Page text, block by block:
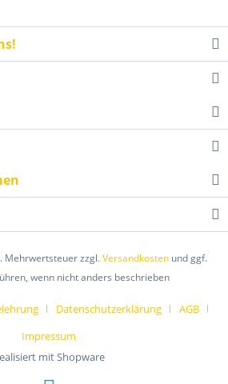
Mehrwertsteuer zzgl.Versandkosten und ggf.
wenn nicht anders beschrieben
Datenschutzerklärung
AGB
Impressum
mit Shopware